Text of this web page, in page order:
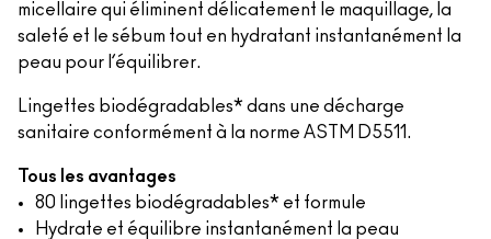
micellaire qui éliminent délicatement le maquillage, la
saleté et le sébum tout en hydratant instantanément la
peau pour l’équilibrer.
Lingettes biodégradables* dans une décharge
sanitaire conformément à la norme ASTM D5511.
Tous les avantages
80 lingettes biodégradables* et formule
Hydrate et équilibre instantanément la peau